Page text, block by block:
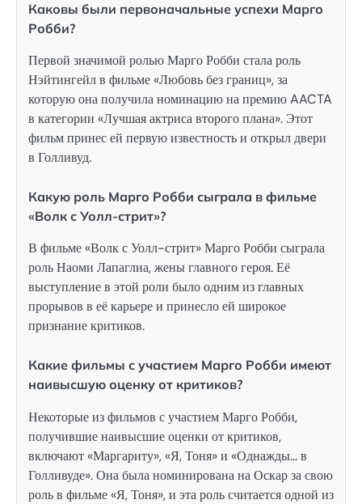
Каковы были первоначальные успехи Марго
Робби?
Первой значимой ролью Марго Робби стала роль
Нэйтингейл в фильме «Любовь без границ», за
которую она получила номинацию на премию AACTA
в категории «Лучшая актриса второго плана». Этот
фильм принес ей первую известность и открыл двери
в Голливуд.
Какую роль Марго Робби сыграла в фильме
«Волк с Уолл-стрит»?
В фильме «Волк с Уолл-стрит» Марго Робби сыграла
роль Наоми Лапаглиа, жены главного героя. Её
выступление в этой роли было одним из главных
прорывов в её карьере и принесло ей широкое
признание критиков.
Какие фильмы с участием Марго Робби имеют
наивысшую оценку от критиков?
Некоторые из фильмов с участием Марго Робби,
получившие наивысшие оценки от критиков,
включают «Маргариту», «Я, Тоня» и «Однажды… в
Голливуде». Она была номинирована на Оскар за свою
роль в фильме «Я, Тоня», и эта роль считается одной из